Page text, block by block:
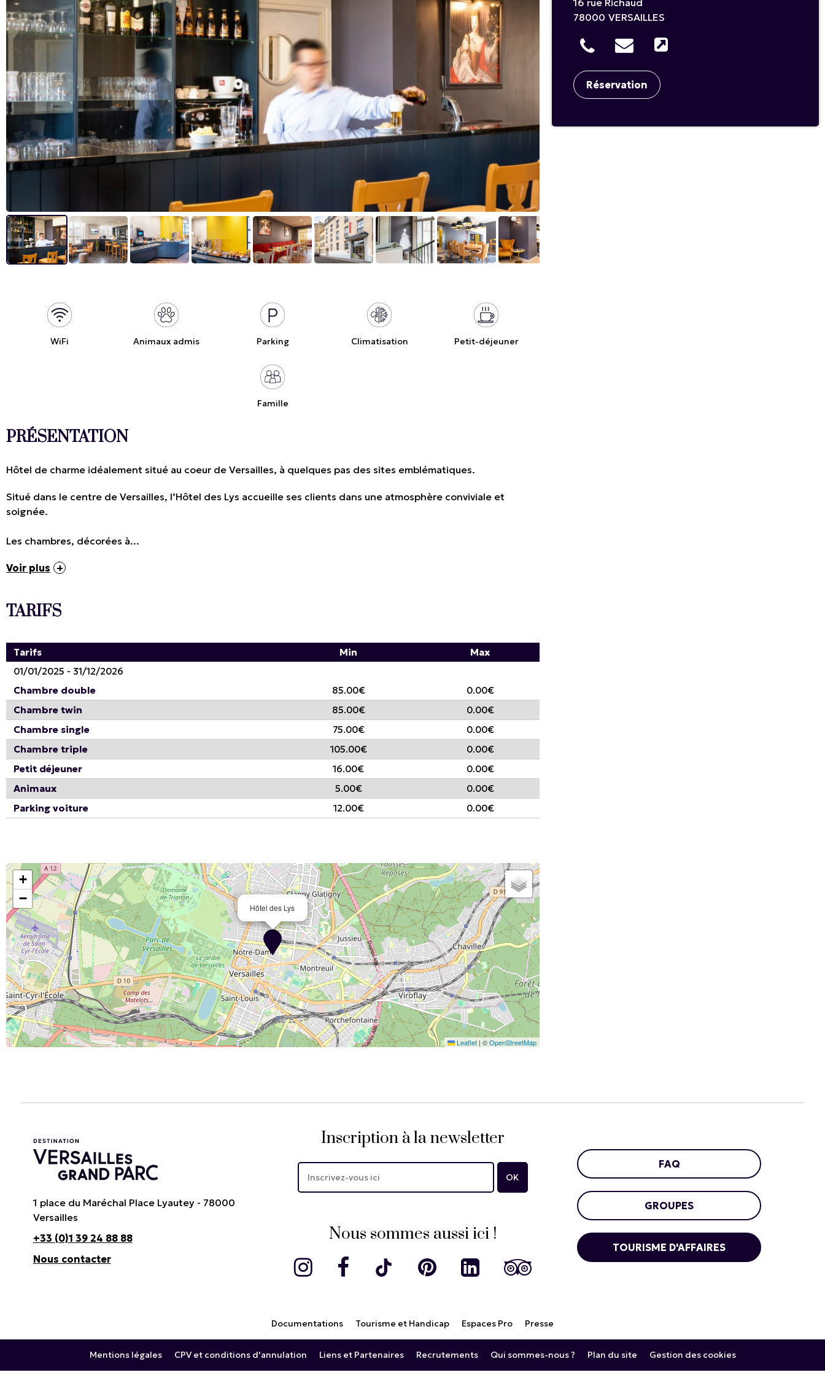
WiFi Animaux admis Parking Climatisation Petit-déjeuner
Famille
PRÉSENTATION
Hôtel de charme idéalement situé au coeur de Versailles, à quelques pas des sites emblématiques.
Situé dans le centre de Versailles, l’Hôtel des Lys accueille ses clients dans une atmosphère conviviale et
soignée.
Les chambres, décorées à...
Voir plus
TARIFS
Tarifs Min
Max
01/01/2025 - 31/12/2026
Chambre double
85.00€
0.00€
Chambre twin
85.00€
0.00€
Chambre single
75.00€
0.00€
Chambre triple
105.00€
0.00€
Petit déjeuner
16.00€
0.00€
Animaux
5.00€
0.00€
Parking voiture
12.00€ 0.00€
Hôtel des Lys
+
−
Leaflet|©OpenStreetMap
78000 VERSAILLES
Réservation
1 place du Maréchal Place Lyautey - 78000
Versailles
+33 (0)1 39 24 88 88
Nous contacter
Inscription à la newsletter
Nous sommes aussi ici !
FAQ
GROUPES
TOURISME D'AFFAIRES
Documentations Tourisme et Handicap Espaces Pro Presse
Mentions légales CPV et conditions d'annulation Liens et Partenaires Recrutements Qui sommes-nous ? Plan du site Gestion des cookies